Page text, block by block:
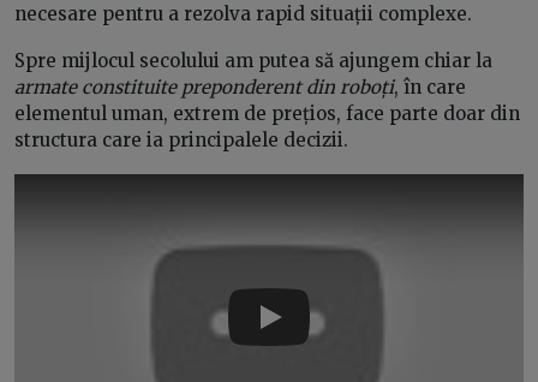
necesare pentru a rezolva rapid situații complexe.
Spre mijlocul secolului am putea să ajungem chiar la
armate constituite preponderent din roboți, în care
elementul uman, extrem de prețios, face parte doar din
structura care ia principalele decizii.
Play